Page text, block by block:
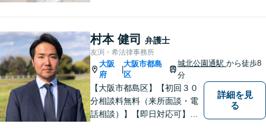
す。
村本 健司 弁護士
友渕・希法律事務所
大阪
府
|
大阪市都島
区
城北公園通駅から徒歩8
分
【大阪市都島区】【初回３０
分相談料無料（来所面談・電
話相談）】【即日対応可】
詳細を見
る